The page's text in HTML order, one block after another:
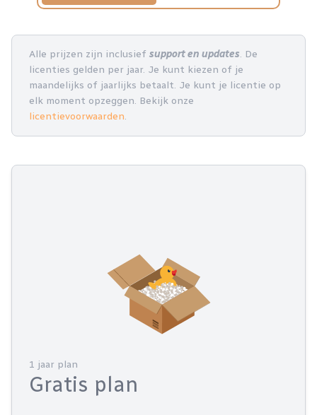
Alle prijzen zijn inclusief support en updates. De
licenties gelden per jaar. Je kunt kiezen of je
maandelijks of jaarlijks betaalt. Je kunt je licentie op
elk moment opzeggen. Bekijk onze
licentievoorwaarden.
1 jaar plan
Gratis plan